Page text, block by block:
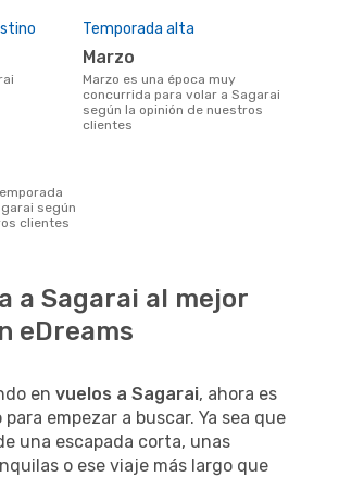
Temporada alta
marzo
marzo es una época muy
concurrida para volar a Sagarai
según la opinión de nuestros
clientes
según
clientes
a Sagarai al mejor
eDreams
en vuelos a Sagarai, ahora es
empezar a buscar. Ya sea que
una escapada corta, unas
o ese viaje más largo que